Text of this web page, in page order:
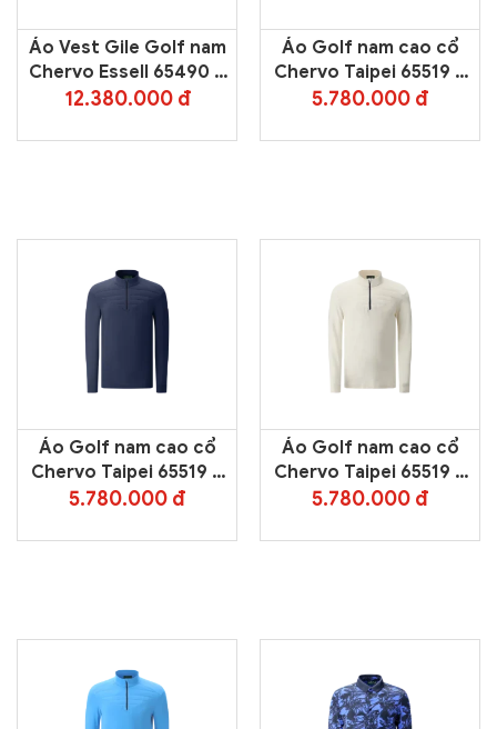
Áo Vest Gile Golf nam
Chervo Essell 65490 –
Blue 599
12.380.000 đ
Áo Golf nam cao cổ
Chervo Taipei 65519 –
Green 677
5.780.000 đ
Áo Golf nam cao cổ
Chervo Taipei 65519 –
Blue 599
5.780.000 đ
Áo Golf nam cao cổ
Chervo Taipei 65519 –
White 177
5.780.000 đ